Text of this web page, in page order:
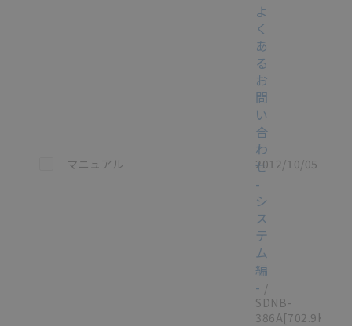
この資料を選択
マニュアル
よ
く
あ
る
お
問
い
合
わ
せ
-
シ
ス
テ
ム
編
- /
SDNB-
386A[702.9KB]
2012/10/05